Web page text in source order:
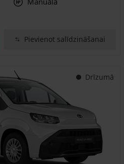
Pievienot salīdzināšanai
Drīzumā